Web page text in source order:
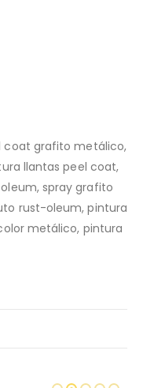
coat grafito metálico,
llantas peel coat,
spray grafito
rust-oleum, pintura
metálico, pintura